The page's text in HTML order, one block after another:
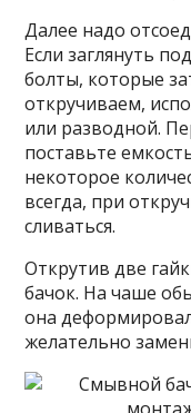
Далее надо
Если заглянуть
болты, которые
откручиваем,
или разводной.
поставьте
некоторое
всегда, при
сливаться.
Открутив две
бачок. На чаше
она
желательно